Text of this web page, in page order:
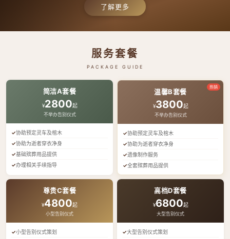
了解更多
服务套餐
PACKAGE GUIDE
简洁A套餐
¥2800起
不举办告别仪式
协助预定灵车及棺木
协助为逝者穿衣净身
基础殡葬用品提供
办理相关手续指导
热销
温馨B套餐
¥3800起
不举办告别仪式
协助预定灵车及棺木
协助为逝者穿衣净身
遗像制作服务
全套殡葬用品提供
尊贵C套餐
¥4800起
小型告别仪式
小型告别仪式策划
高档D套餐
¥6800起
大型告别仪式
大型告别仪式策划